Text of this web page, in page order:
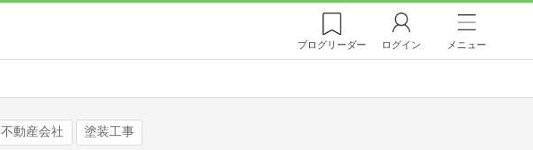
ブログリーダー ログイン メニュー
不動産会社 塗装工事